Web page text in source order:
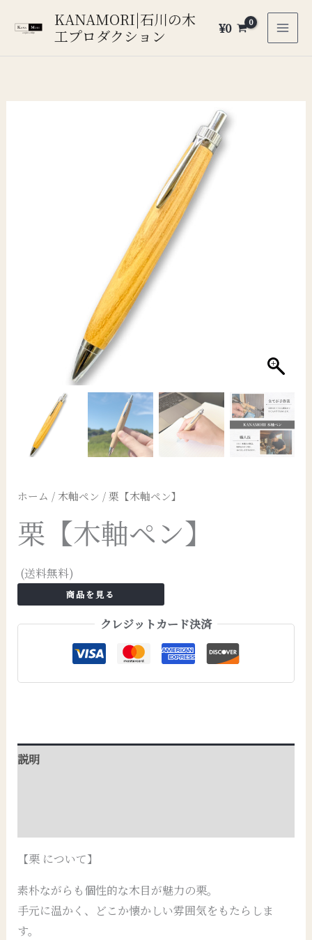
KANAMORI|石川の木
工プロダクション
¥0
ホーム / 木軸ペン / 栗【木軸ペン】
栗【木軸ペン】
(送料無料)
商品を見る
クレジットカード決済
説明
【栗 について】
素朴ながらも個性的な木目が魅力の栗。
手元に温かく、どこか懐かしい雰囲気をもたらしま
す。